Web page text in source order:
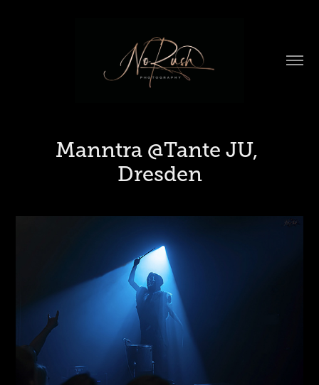
Manntra @Tante JU,
Dresden